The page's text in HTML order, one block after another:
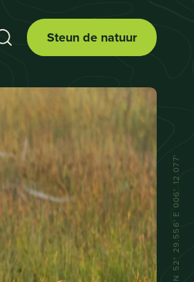
Steun de natuur
N 52° 29.556' E 006° 12.077'